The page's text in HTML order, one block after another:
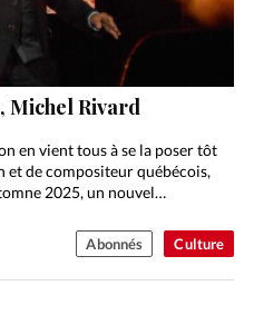
Culture
Michel Rivard
en vient tous à se la poser tôt
et de compositeur québécois,
2025, un nouvel…
Abonnés